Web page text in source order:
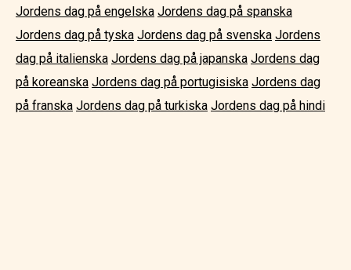
Jordens dag på engelska Jordens dag på spanska
Jordens dag på tyska Jordens dag på svenska Jordens
dag på italienska Jordens dag på japanska Jordens dag
på koreanska Jordens dag på portugisiska Jordens dag
på franska Jordens dag på turkiska Jordens dag på hindi